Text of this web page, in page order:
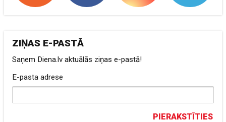
ZIŅAS E-PASTĀ
Saņem Diena.lv aktuālās ziņas e-pastā!
E-pasta adrese
PIERAKSTĪTIES